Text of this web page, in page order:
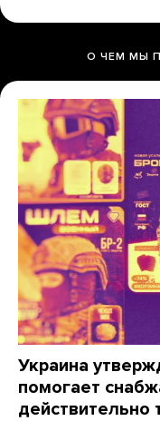
О ЧЕМ МЫ
Украина
помогает
действительно